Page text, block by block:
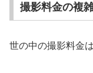
撮影料金の複
世の中の撮影料金